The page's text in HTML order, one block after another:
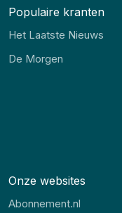
Populaire kranten
Het Laatste Nieuws
De Morgen
Onze websites
Abonnement.nl